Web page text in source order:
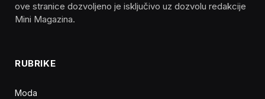
ove stranice dozvoljeno je isključivo uz dozvolu redakcije
Mini Magazina.
RUBRIKE
Moda